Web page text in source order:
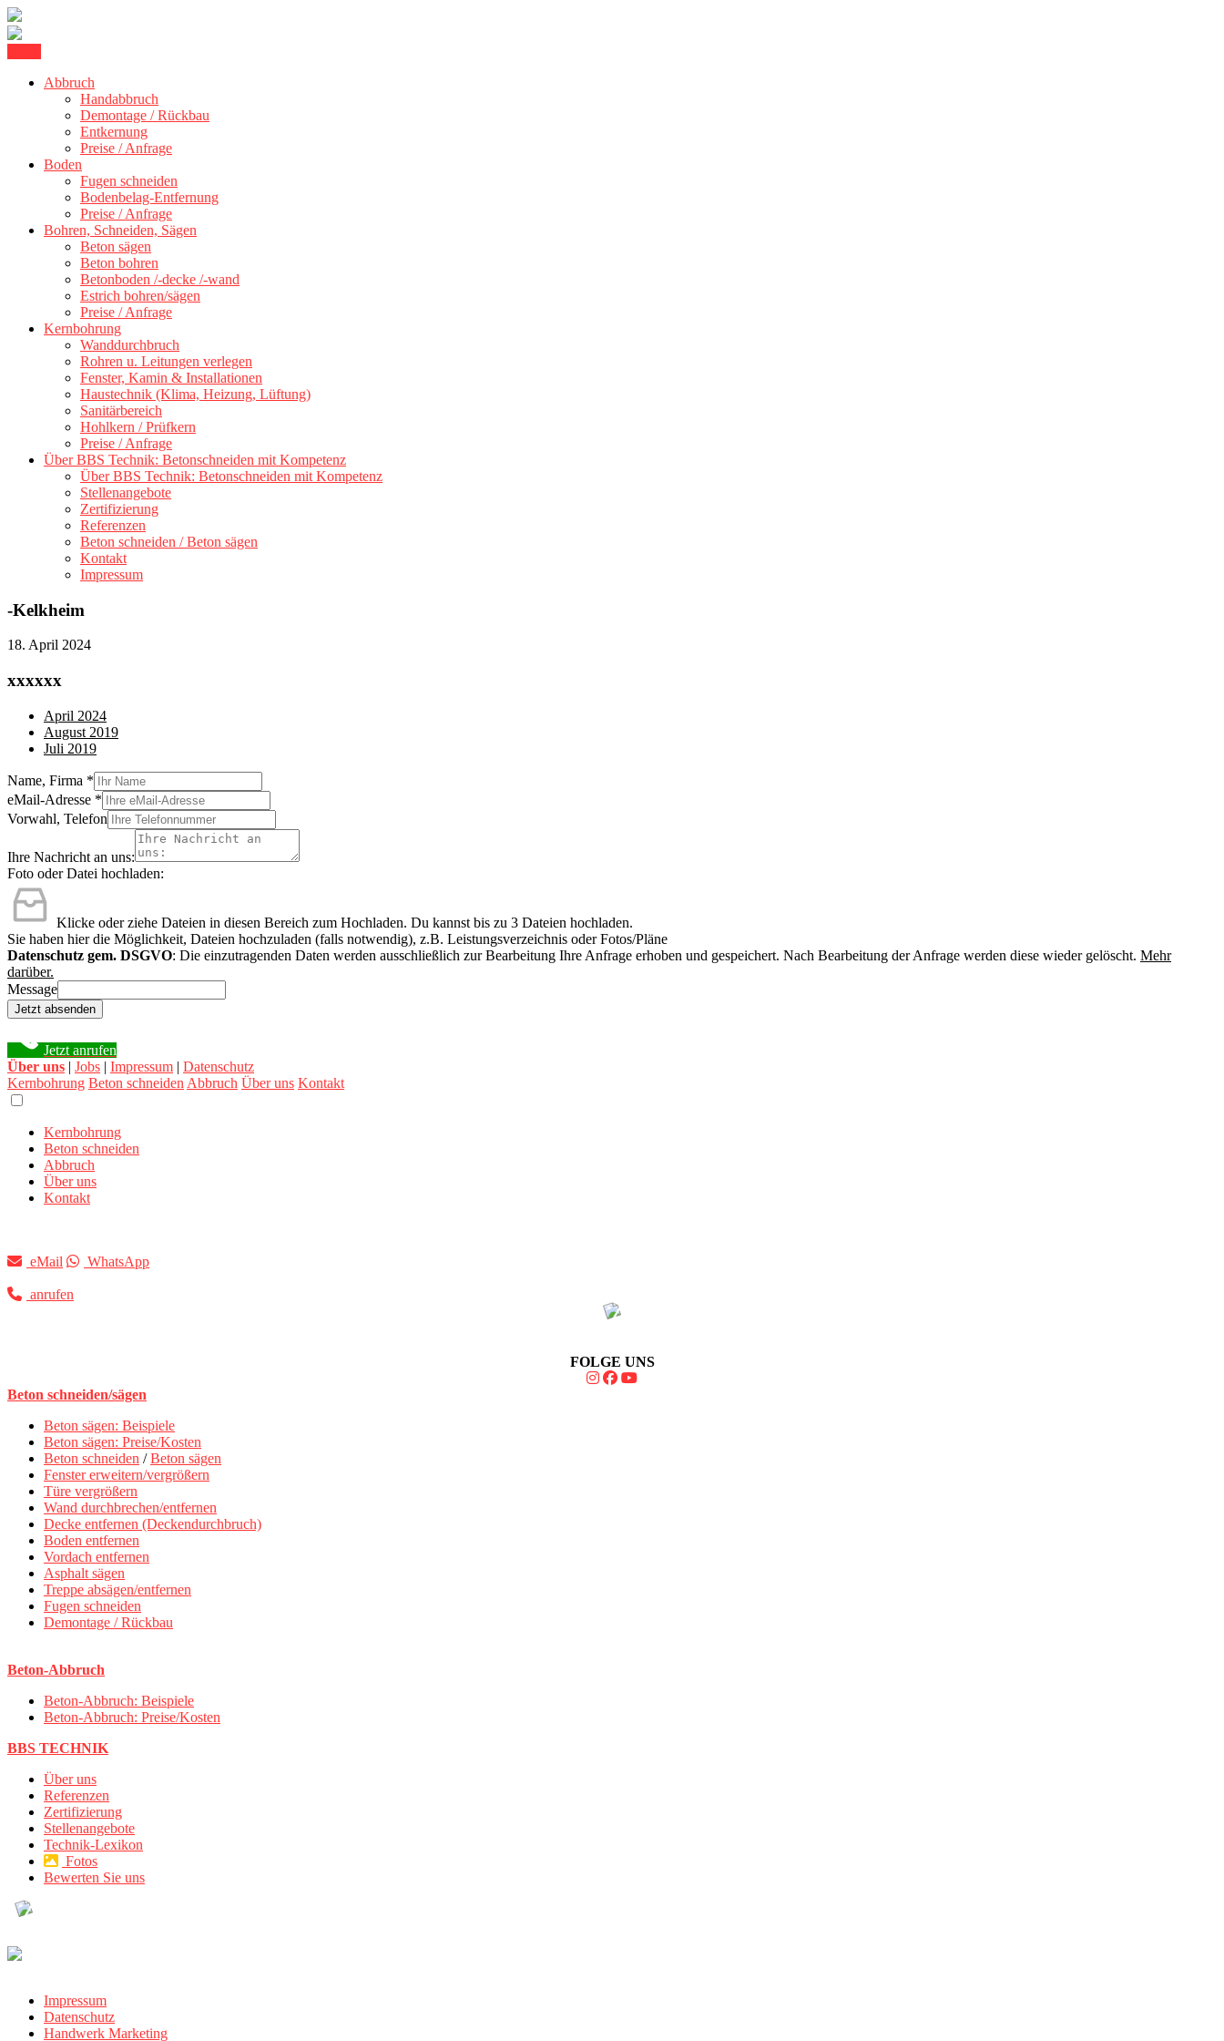
content
Betonschneiden Stuttgart
Abbruch
Handabbruch
Demontage / Rückbau
Entkernung
Preise / Anfrage
Boden
Fugen schneiden
Bodenbelag-Entfernung
Preise / Anfrage
Bohren, Schneiden, Sägen
Beton sägen
Beton bohren
Betonboden /-decke /-wand
Estrich bohren/sägen
Preise / Anfrage
Kernbohrung
Wanddurchbruch
Rohren u. Leitungen verlegen
Fenster, Kamin & Installationen
Haustechnik (Klima, Heizung, Lüftung)
Sanitärbereich
Hohlkern / Prüfkern
Preise / Anfrage
Über BBS Technik: Betonschneiden mit Kompetenz
Über BBS Technik: Betonschneiden mit Kompetenz
Stellenangebote
Zertifizierung
Referenzen
Beton schneiden / Beton sägen
Kontakt
Impressum
-Kelkheim
18. April 2024
xxxxxx
April 2024
August 2019
Juli 2019
Name, Firma *
eMail-Adresse *
Vorwahl, Telefon
Ihre Nachricht an uns:
Foto oder Datei hochladen:
Klicke oder ziehe Dateien in diesen Bereich zum Hochladen. Du kannst bis zu 3 Dateien hochladen.
Sie haben hier die Möglichkeit, Dateien hochzuladen (falls notwendig), z.B. Leistungsverzeichnis oder Fotos/Pläne
Datenschutz gem. DSGVO: Die einzutragenden Daten werden ausschließlich zur Bearbeitung Ihre Anfrage erhoben und gespeichert. Nach Bearbeitung der Anfrage werden diese wieder gelöscht. Mehr
darüber.
Message
Jetzt absenden
Jetzt anrufen
Über uns | Jobs | Impressum | Datenschutz
Kernbohrung Beton schneiden Abbruch Über uns Kontakt
Kernbohrung
Beton schneiden
Abbruch
Über uns
Kontakt
eMail WhatsApp
anrufen
FOLGE UNS
Beton schneiden/sägen
Beton sägen: Beispiele
Beton sägen: Preise/Kosten
Beton schneiden /Beton sägen
Fenster erweitern/vergrößern
Türe vergrößern
Wand durchbrechen/entfernen
Decke entfernen (Deckendurchbruch)
Boden entfernen
Vordach entfernen
Asphalt sägen
Treppe absägen/entfernen
Fugen schneiden
Demontage / Rückbau
Beton-Abbruch
Beton-Abbruch: Beispiele
Beton-Abbruch: Preise/Kosten
BBS TECHNIK
Über uns
Referenzen
Zertifizierung
Stellenangebote
Technik-Lexikon
Fotos
Bewerten Sie uns
Impressum
Datenschutz
Handwerk Marketing